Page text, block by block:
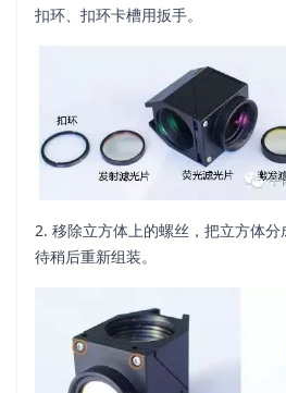
扣环、扣环卡槽用扳手。
2. 移除立方体上的螺丝，把立方体分
待稍后重新组装。